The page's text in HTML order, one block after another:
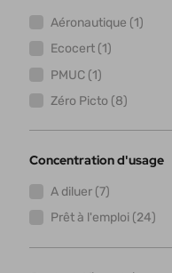
Aéronautique (1)
Ecocert (1)
PMUC (1)
Zéro Picto (8)
Concentration d'usage
A diluer (7)
Prêt à l'emploi (24)